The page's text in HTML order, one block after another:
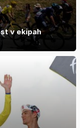
v ekipah